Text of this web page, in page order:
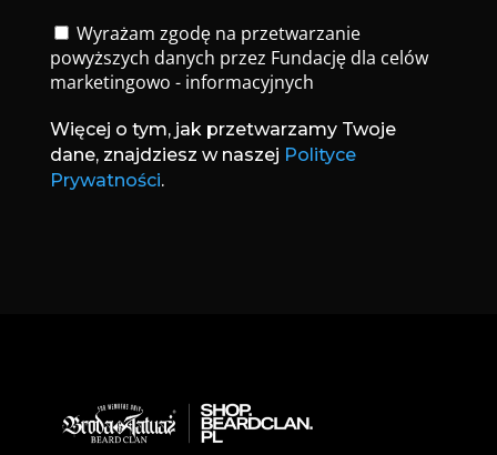
Wyrażam zgodę na przetwarzanie
powyższych danych przez Fundację dla celów
marketingowo - informacyjnych
Więcej o tym, jak przetwarzamy Twoje
dane, znajdziesz w naszej Polityce
Prywatności.